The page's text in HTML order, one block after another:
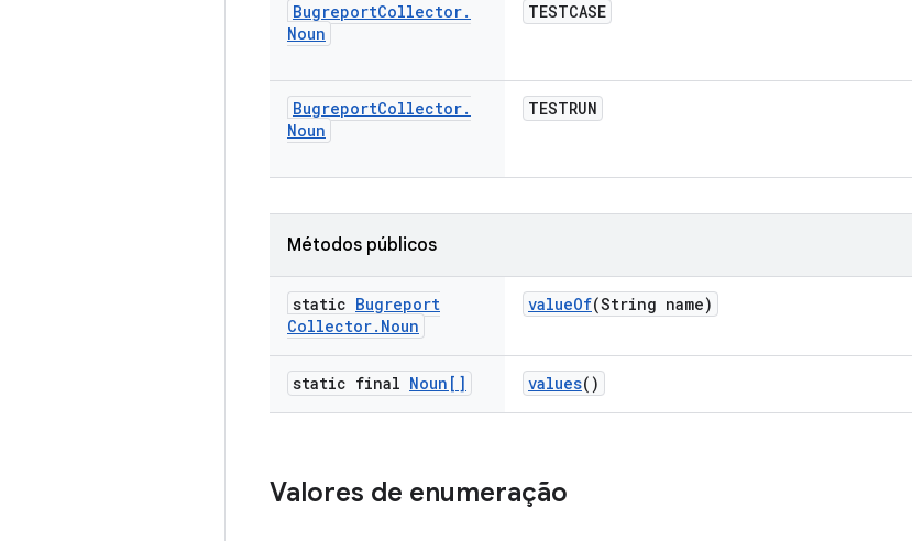
BugreportCollector.
Noun
TESTCASE
BugreportCollector.
Noun
TESTRUN
Métodos públicos
static Bugreport
Collector. Noun
valueOf(String name)
static final Noun[] values()
Valores de enumeração